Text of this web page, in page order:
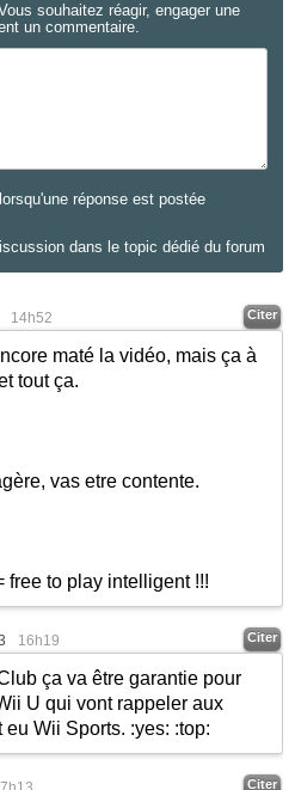
souhaitez réagir, engager une
un commentaire.
réponse est postée
dans le topic dédié du forum
14h52 Citer
maté la vidéo, mais ça à
tout ça.
vas etre contente.
free to play intelligent !!!
16h19 Citer
ça va être garantie pour
U qui vont rappeler aux
Wii Sports. :yes: :top:
Citer